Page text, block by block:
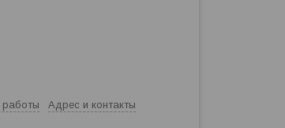
работы Адрес и контакты